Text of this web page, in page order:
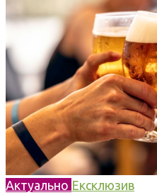
Актуально Ексклюзив